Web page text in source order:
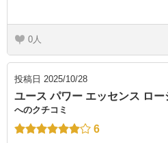
0
投稿日 2025/10/28
ユース パワー エッセンス ロ
へのクチコミ
6